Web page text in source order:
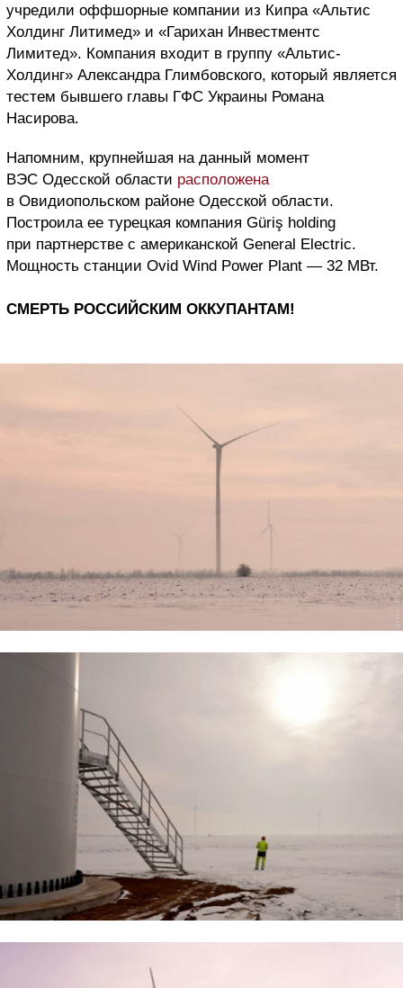
учредили оффшорные компании из Кипра «Альтис
Холдинг Литимед» и «Гарихан Инвестментс
Лимитед». Компания входит в группу «Альтис-
Холдинг» Александра Глимбовского, который является
тестем бывшего главы ГФС Украины Романа
Насирова.
Напомним, крупнейшая на данный момент
ВЭС Одесской области расположена
в Овидиопольском районе Одесской области.
Построила ее турецкая компания Güriş holding
при партнерстве с американской General Electric.
Мощность станции Ovid Wind Power Plant — 32 МВт.
СМЕРТЬ РОССИЙСКИМ ОККУПАНТАМ!